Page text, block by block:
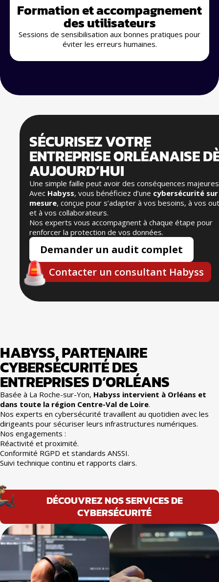
Formation et accompagnement
des utilisateurs
Sessions de sensibilisation aux bonnes pratiques pour
éviter les erreurs humaines.
SÉCURISEZ VOTRE
ENTREPRISE ORLÉANAISE
AUJOURD’HUI
Une simple faille peut avoir des conséquences
Avec Habyss, vous bénéficiez d’une cybersécurité sur
mesure, conçue pour s’adapter à vos besoins, à vos
et à vos collaborateurs.
Nos experts vous accompagnent à chaque étape pour
renforcer la protection de vos données.
Demander un audit complet
Contacter un consultant Habyss
HABYSS, PARTENAIRE
CYBERSÉCURITÉ DES
ENTREPRISES D’ORLÉANS
Basée à La Roche-sur-Yon, Habyss intervient à Orléans et
dans toute la région Centre-Val de Loire.
Nos experts en cybersécurité travaillent au quotidien avec les
dirigeants pour sécuriser leurs infrastructures numériques.
Nos engagements :
Réactivité et proximité.
Conformité RGPD et standards ANSSI.
Suivi technique continu et rapports clairs.
DÉCOUVREZ NOS SERVICES DE
CYBERSÉCURITÉ